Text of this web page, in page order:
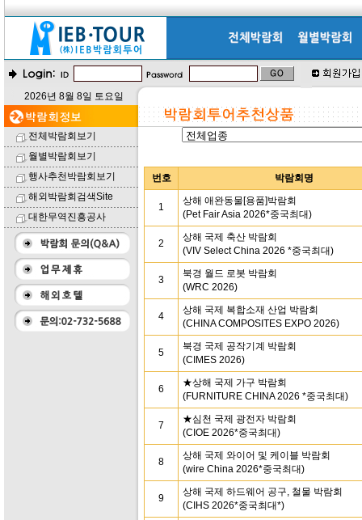
2026년 8월 8일 토요일
전체박람회보기
월별박람회보기
행사추천박람회보기
해외박람회검색Site
대한무역진흥공사
번호 박람회명
1
상해 애완동물[용품]박람회
(Pet Fair Asia 2026*중국최대)
2
상해 국제 축산 박람회
(VIV Select China 2026 *중국최대)
3
북경 월드 로봇 박람회
(WRC 2026)
4
상해 국제 복합소재 산업 박람회
(CHINA COMPOSITES EXPO 2026)
5
북경 국제 공작기계 박람회
(CIMES 2026)
6
★상해 국제 가구 박람회
(FURNITURE CHINA 2026 *중국최대)
7
★심천 국제 광전자 박람회
(CIOE 2026*중국최대)
8
상해 국제 와이어 및 케이블 박람회
(wire China 2026*중국최대)
9
상해 국제 하드웨어 공구, 철물 박람회
(CIHS 2026*중국최대*)